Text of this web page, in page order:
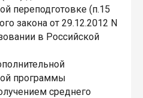
переподготовке (п.15
закона от 29.12.2012 N
в Российской
программы
среднего